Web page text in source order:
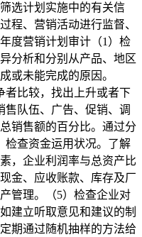
选计划实施中的有关信
程、营销活动进行监督、
度营销计划审计（1）检
分析和分别从产品、地区
或未能完成的原因。
者比较，找出上升或者下
售队伍、广告、促销、调
销售额的百分比。通过分
检查资金运用状况。了解
，企业利润率与总资产比
金、应收账款、库存及厂
管理。（5）检查企业对
建立听取意见和建议的制
期通过随机抽样的方法给